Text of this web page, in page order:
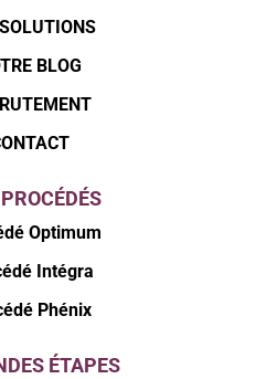
BLOG
Optimum
Intégra
Phénix
ÉTAPES